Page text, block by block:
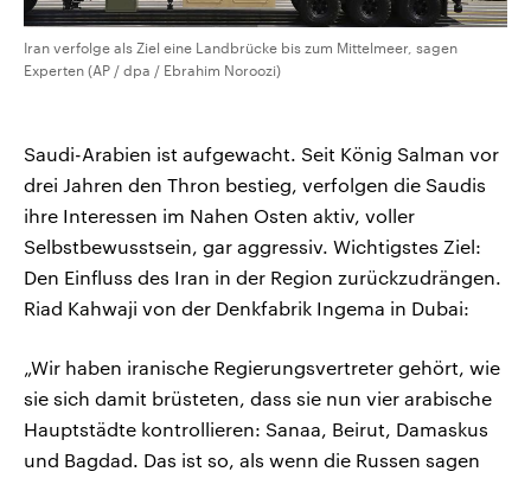
Iran verfolge als Ziel eine Landbrücke bis zum Mittelmeer, sagen
Experten (AP / dpa / Ebrahim Noroozi)
Saudi-Arabien ist aufgewacht. Seit König Salman vor
drei Jahren den Thron bestieg, verfolgen die Saudis
ihre Interessen im Nahen Osten aktiv, voller
Selbstbewusstsein, gar aggressiv. Wichtigstes Ziel:
Den Einfluss des Iran in der Region zurückzudrängen.
Riad Kahwaji von der Denkfabrik Ingema in Dubai:
„Wir haben iranische Regierungsvertreter gehört, wie
sie sich damit brüsteten, dass sie nun vier arabische
Hauptstädte kontrollieren: Sanaa, Beirut, Damaskus
und Bagdad. Das ist so, als wenn die Russen sagen